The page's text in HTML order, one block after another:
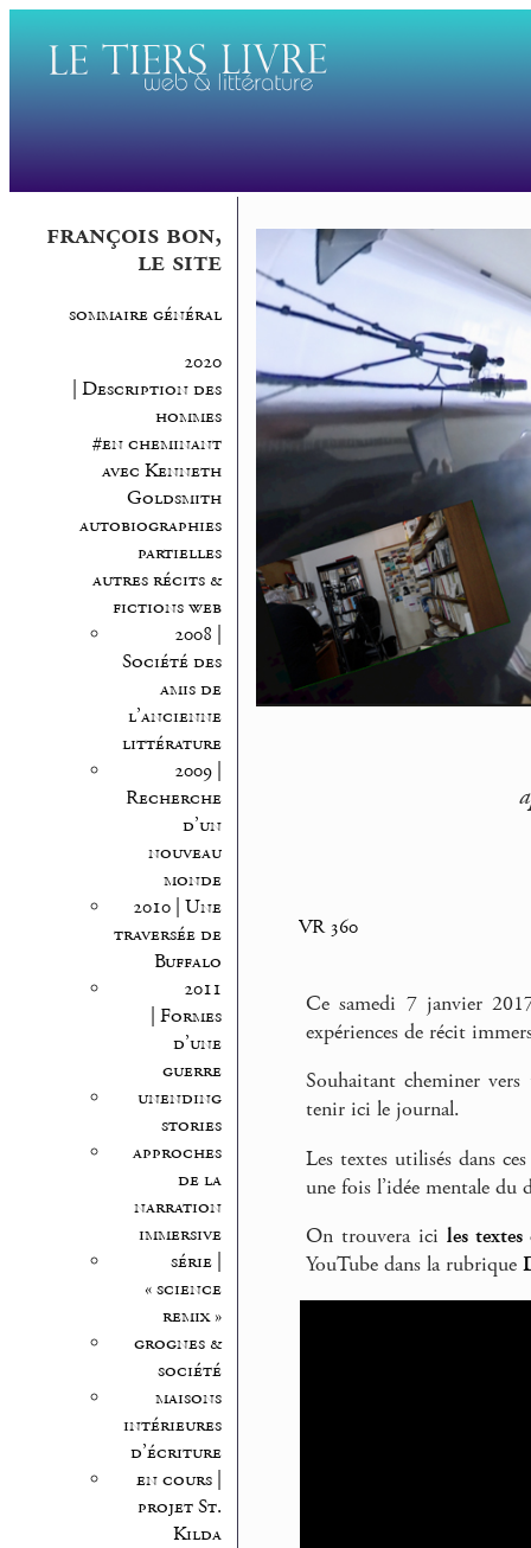
françois bon,
le site
sommaire général
2020
| Description des
hommes
#en cheminant
avec Kenneth
Goldsmith
autobiographies
partielles
autres récits &
fictions web
2008 |
Société des
amis de
l’ancienne
littérature
2009 |
Recherche
d’un
nouveau
monde
2010 | Une
traversée de
Buffalo
2011
| Formes
d’une
guerre
unending
stories
approches
de la
narration
immersive
série |
« science
remix »
grognes &
société
maisons
intérieures
d’écriture
en cours |
projet St.
Kilda
VR 360
Ce samedi 7 janvier
expériences de récit
Souhaitant cheminer
tenir ici le journal.
Les textes utilisés dans
une fois l’idée mentale du
On trouvera ici les
YouTube dans la rubrique